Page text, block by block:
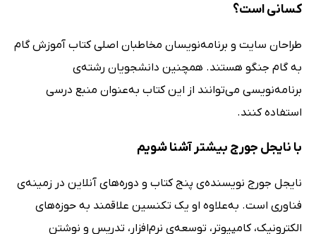
کسانی است؟
طراحان سایت و برنامه‌نویسان مخاطبان اصلی کتاب آموزش گام
به گام جنگو هستند. همچنین دانشجویان رشته‌ی
برنامه‌نویسی می‌توانند از این کتاب به‌عنوان منبع درسی
استفاده کنند.
با نایجل جورج بیشتر آشنا شویم
نایجل جورج نویسنده‌ی پنج کتاب و دوره‌های آنلاین در زمینه‌ی
فناوری است. به‌علاوه او یک تکنسین علاقمند به حوزه‌های
الکترونیک، کامپیوتر، توسعه‌ی نرم‌افزار، تدریس و نوشتن